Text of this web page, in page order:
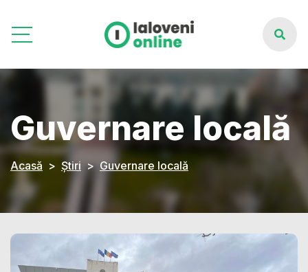
Guvernare locală
Acasă Știri Guvernare locală